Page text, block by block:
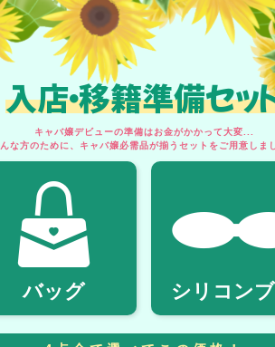
入店・移籍準備セッ
キャバ嬢デビューの準備はお金がかかって大変...
な方のために、キャバ嬢必需品が揃うセットをご用意しま
バッグ シリコン